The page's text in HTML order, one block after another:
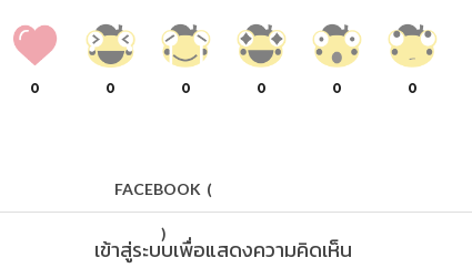
0 0 0 0 0 0
FACEBOOK (
)
เข้าสู่ระบบเพื่อแสดงความคิดเห็น